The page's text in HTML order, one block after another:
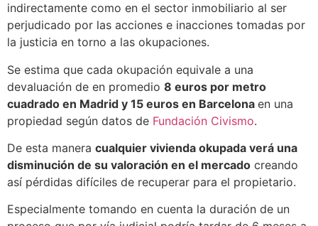
indirectamente como en el sector inmobiliario al ser
perjudicado por las acciones e inacciones tomadas por
la justicia en torno a las okupaciones.
Se estima que cada okupación equivale a una
devaluación de en promedio 8 euros por metro
cuadrado en Madrid y 15 euros en Barcelona en una
propiedad según datos de Fundación Civismo.
De esta manera cualquier vivienda okupada verá una
disminución de su valoración en el mercado creando
así pérdidas difíciles de recuperar para el propietario.
Especialmente tomando en cuenta la duración de un